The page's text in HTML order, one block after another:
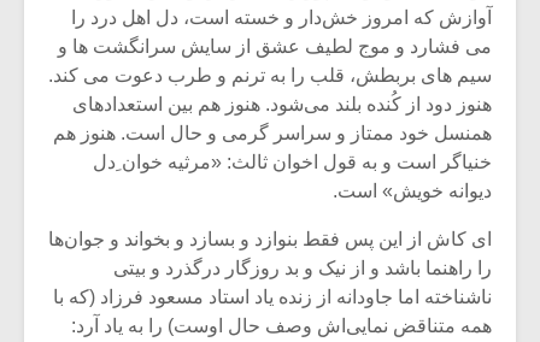
آوازش که امروز خش‌دار و خسته است، دل اهل درد را
می فشارد و موج لطیف عشق از سایش سرانگشت ها و
سیم های بربطش، قلب را به ترنم و طرب دعوت می کند.
هنوز دود از کُنده بلند می‌شود. هنوز هم بین استعدادهای
همنسل خود ممتاز و سراسر گرمی و حال است. هنوز هم
خنیاگر است و به قول اخوان ثالث: «مرثیه خوان ِدل
دیوانه خویش» است.
ای کاش از این پس فقط بنوازد و بسازد و بخواند و جوان‌ها
را راهنما باشد و از نیک و بد روزگار درگذرد و بیتی
ناشناخته اما جاودانه از زنده یاد استاد مسعود فرزاد (که با
همه متناقض نمایی‌اش وصف حال اوست) را به یاد آرد:
اگر نمی توانی
مشهورترین باشی،
بدنام ترین باش
سکانسی
موسیقی